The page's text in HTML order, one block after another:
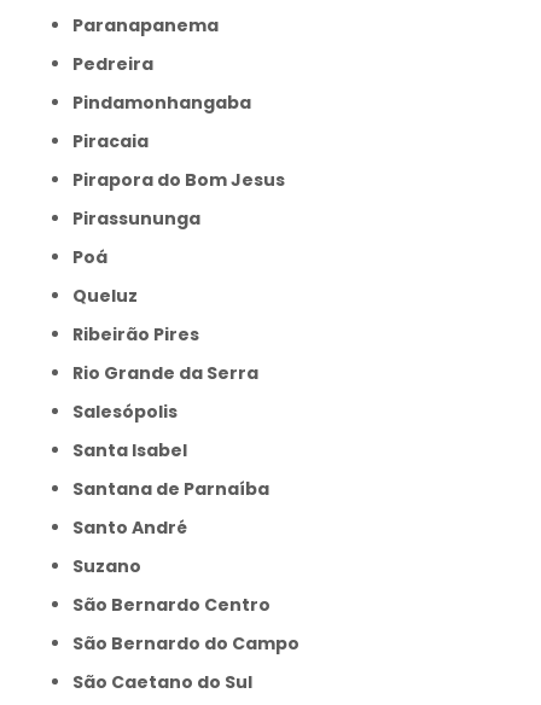
Paranapanema
Pedreira
Pindamonhangaba
Piracaia
Pirapora do Bom Jesus
Pirassununga
Poá
Queluz
Ribeirão Pires
Rio Grande da Serra
Salesópolis
Santa Isabel
Santana de Parnaíba
Santo André
Suzano
São Bernardo Centro
São Bernardo do Campo
São Caetano do Sul